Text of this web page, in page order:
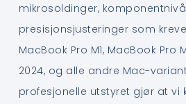
mikrosoldinger,
presisjonsjusteringer som
MacBook Pro M1, MacBook Pro
2024, og alle andre Mac-
profesjonelle utstyret gjør at vi